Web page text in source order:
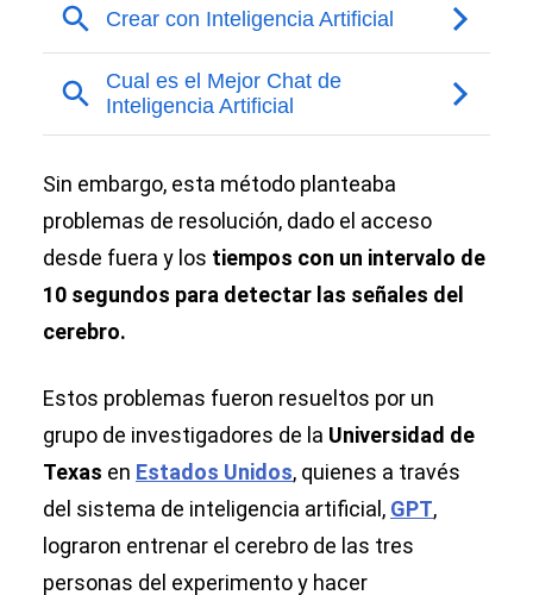
Sin embargo, esta método planteaba
problemas de resolución, dado el acceso
desde fuera y los tiempos con un intervalo de
10 segundos para detectar las señales del
cerebro.
Estos problemas fueron resueltos por un
grupo de investigadores de la Universidad de
Texas en Estados Unidos, quienes a través
del sistema de inteligencia artificial, GPT,
lograron entrenar el cerebro de las tres
personas del experimento y hacer